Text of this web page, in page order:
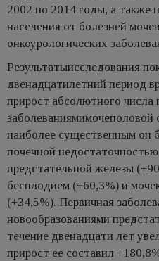
2002 по 2014 годы, а также
населения от болезней
онкоурологических
Результатыисследования
двенадцатилетний период
прирост абсолютного числа
наиболее существенным он
почечной
предстательной железы
бесплодием (+60,3%) и
(+34,5%). Первичная
новообразованиями
течение двенадцати лет
прирост ее составил